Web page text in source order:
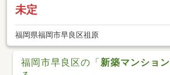
未定
福岡県福岡市早良区祖原
福岡市早良区の「新築マンション